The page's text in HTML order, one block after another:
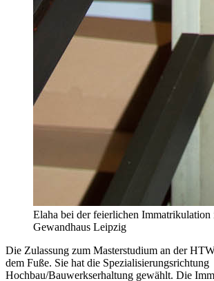
Elaha bei der feierlichen Immatrikulation
Gewandhaus Leipzig
Die Zulassung zum Masterstudium an der
dem Fuße. Sie hat die Spezialisierungsrichtung
Hochbau/Bauwerkserhaltung gewählt. Die